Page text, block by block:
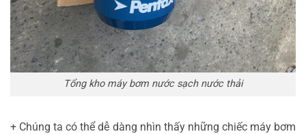
Tổng kho máy bơm nước sạch nước thải
+ Chúng ta có thể dễ dàng nhìn thấy những chiếc máy bơm